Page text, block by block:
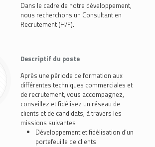
Dans le cadre de notre développement,
nous recherchons un Consultant en
Recrutement (H/F).
Descriptif du poste
Après une période de formation aux
différentes techniques commerciales et
de recrutement, vous accompagnez,
conseillez et fidélisez un réseau de
clients et de candidats, à travers les
missions suivantes :
Développement et fidélisation d’un
portefeuille de clients